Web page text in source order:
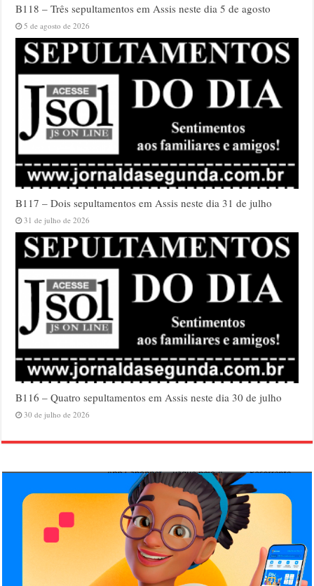
B118 – Três sepultamentos em Assis neste dia 5 de agosto
5 de agosto de 2026
B117 – Dois sepultamentos em Assis neste dia 31 de julho
31 de julho de 2026
B116 – Quatro sepultamentos em Assis neste dia 30 de julho
30 de julho de 2026